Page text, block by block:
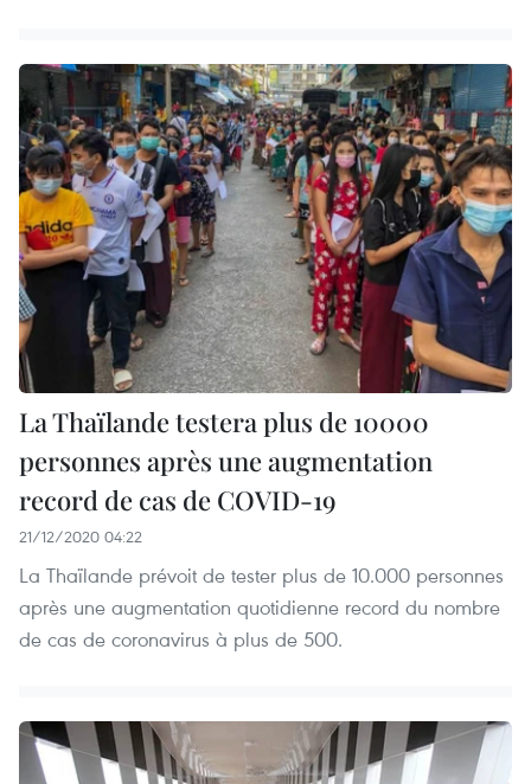
La Thaïlande testera plus de 10000
personnes après une augmentation
record de cas de COVID-19
21/12/2020 04:22
La Thaïlande prévoit de tester plus de 10.000 personnes
après une augmentation quotidienne record du nombre
de cas de coronavirus à plus de 500.